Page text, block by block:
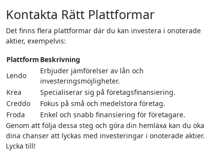
Kontakta Rätt Plattformar
Det finns flera plattformar där du kan investera i onoterade
aktier, exempelvis:
Plattform Beskrivning
Lendo
Erbjuder jämförelser av lån och
investeringsmöjligheter.
Krea
Specialiserar sig på företagsfinansiering.
Creddo
Fokus på små och medelstora företag.
Froda
Enkel och snabb finansiering för företagare.
Genom att följa dessa steg och göra din hemläxa kan du öka
dina chanser att lyckas med investeringar i onoterade aktier.
Lycka till!